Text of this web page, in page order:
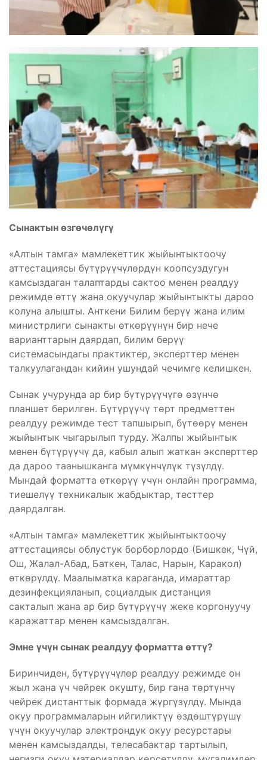
Сынактын өзгөчөлүгү
«Алтын тамга» мамлекеттик жыйынтыктоочу
аттестациясы бүтүрүүчүлөрдүн коопсуздугун
камсыздаган талаптарды сактоо менен реалдуу
режимде өттү жана окуучулар жыйынтыкты дароо
колуна алышты. Анткени Билим берүү жана илим
министрлиги сынакты өткөрүүнүн бир нече
варианттарын даярдап, билим берүү
системасындагы практиктер, эксперттер менен
талкуулагандан кийин ушундай чечимге келишкен.
Сынак учурунда ар бир бүтүрүүчүгѳ ѳзүнчѳ
планшет берилген. Бүтүрүүчү тѳрт предметтен
реалдуу режимде тест тапшырып, бүтөөрү менен
жыйынтык чыгарылып турду. Жалпы жыйынтык
менен бүтүрүүчү да, кабыл алып жаткан эксперттер
да дароо таанышканга мүмкүнчүлүк түзүлдү.
Мындай форматта ѳткѳрүү үчүн онлайн программа,
тиешелүү техникалык жабдыктар, тесттер
даярдалган.
«Алтын тамга» мамлекеттик жыйынтыктоочу
аттестациясы облустук борборлордо (Бишкек, Чүй,
Ош, Жалал-Абад, Баткен, Талас, Нарын, Каракол)
ѳткѳрүлдү. Маалыматка караганда, имараттар
дезинфекцияланып, социалдык дистанция
сакталып жана ар бир бүтүрүүчү жеке коргонуучу
каражаттар менен камсыздалган.
Эмне үчүн сынак реалдуу форматта ѳттү?
Биринчиден, бүтүрүүчүлѳр реалдуу режимде он
жыл жана үч чейрек окушту, бир гана тѳртүнчү
чейрек дистанттык формада жүргүзүлдү. Мында
окуу программаларын ийгиликтүү ѳздѳштүрүшү
үчүн окуучулар электрондук окуу ресурстары
менен камсыздалды, телесабактар тартылып,